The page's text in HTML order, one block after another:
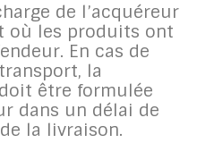
de l’acquéreur
où les produits ont
En cas de
la
être formulée
dans un délai de
la livraison.